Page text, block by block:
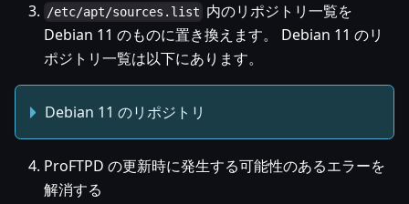
/etc/apt/sources.list 内のリポジトリ一覧を
Debian 11 のものに置き換えます。 Debian 11 のリ
ポジトリ一覧は以下にあります。
Debian 11 のリポジトリ
ProFTPD の更新時に発生する可能性のあるエラーを
解消する